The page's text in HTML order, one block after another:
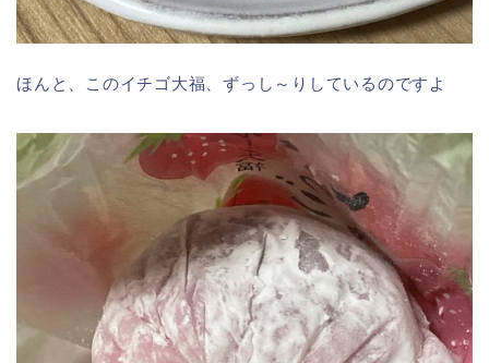
ほんと、このイチゴ大福、ずっし～りしているのですよ